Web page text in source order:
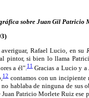
sobre Juan Gil Patricio
Rafael Lucio, en su
pintor, si bien lo llama
a él".11Gracias a Lucio y a
12contamos con un incipiente
hablaba de ninguna de sus
Patricio Morlete Ruiz ese